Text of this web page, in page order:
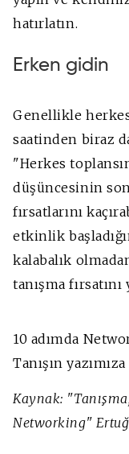
hatırlatın.
Erken gidin
Genellikle
saatinden biraz
"Herkes
düşüncesinin
fırsatlarını
etkinlik
kalabalık
tanışma fırsatını
10 adımda
Tanışın
Kaynak:
Networking"